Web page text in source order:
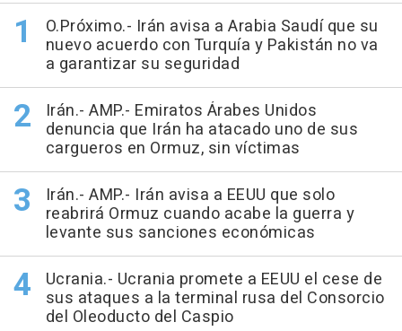
O.Próximo.- Irán avisa a Arabia Saudí que su
nuevo acuerdo con Turquía y Pakistán no va
a garantizar su seguridad
Irán.- AMP.- Emiratos Árabes Unidos
denuncia que Irán ha atacado uno de sus
cargueros en Ormuz, sin víctimas
Irán.- AMP.- Irán avisa a EEUU que solo
reabrirá Ormuz cuando acabe la guerra y
levante sus sanciones económicas
Ucrania.- Ucrania promete a EEUU el cese de
sus ataques a la terminal rusa del Consorcio
del Oleoducto del Caspio